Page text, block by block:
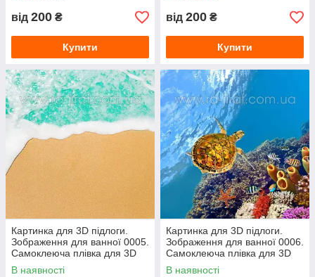
від 200 ₴
Купити
від 200 ₴
Купити
Картинка для 3D підлоги.
Зображення для ванної 0005.
Самоклеюча плівка для 3D
наливної підлоги з фото
В наявності
Картинка для 3D підлоги.
Зображення для ванної 0006.
Самоклеюча плівка для 3D
наливної підлоги з фото
В наявності